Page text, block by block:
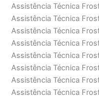
Assistência Técnica
Assistência Técnica
Assistência Técnica
Assistência Técnica
Assistência Técnica
Assistência Técnica
Assistência Técnica
Assistência Técnica